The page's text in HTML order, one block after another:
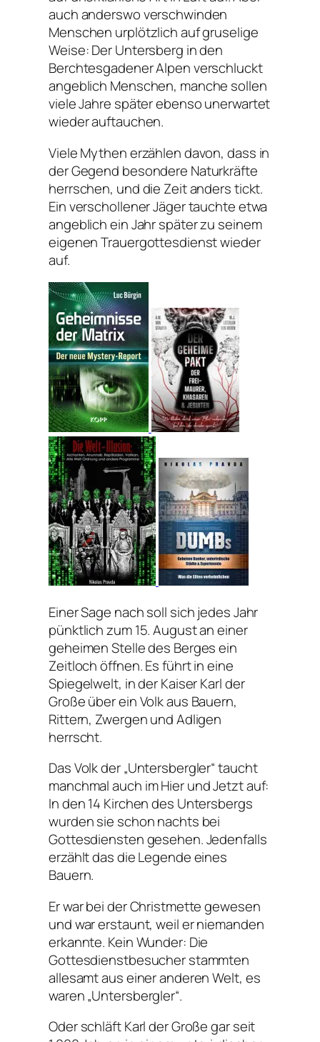
auch anderswo verschwinden
Menschen urplötzlich auf gruselige
Weise: Der Untersberg in den
Berchtesgadener Alpen verschluckt
angeblich Menschen, manche sollen
viele Jahre später ebenso unerwartet
wieder auftauchen.
Viele Mythen erzählen davon, dass in
der Gegend besondere Naturkräfte
herrschen, und die Zeit anders tickt.
Ein verschollener Jäger tauchte etwa
angeblich ein Jahr später zu seinem
eigenen Trauergottesdienst wieder
auf.
Einer Sage nach soll sich jedes Jahr
pünktlich zum 15. August an einer
geheimen Stelle des Berges ein
Zeitloch öffnen. Es führt in eine
Spiegelwelt, in der Kaiser Karl der
Große über ein Volk aus Bauern,
Rittern, Zwergen und Adligen
herrscht.
Das Volk der „Untersbergler“ taucht
manchmal auch im Hier und Jetzt auf:
In den 14 Kirchen des Untersbergs
wurden sie schon nachts bei
Gottesdiensten gesehen. Jedenfalls
erzählt das die Legende eines
Bauern.
Er war bei der Christmette gewesen
und war erstaunt, weil er niemanden
erkannte. Kein Wunder: Die
Gottesdienstbesucher stammten
allesamt aus einer anderen Welt, es
waren „Untersbergler“.
Oder schläft Karl der Große gar seit